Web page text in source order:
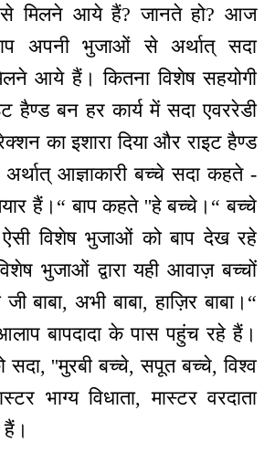
मिलने आये हैं? जानते हो? आज
अपनी भुजाओं से अर्थात् सदा
आये हैं। कितना विशेष सहयोगी
हैण्ड बन हर कार्य में सदा एवररेडी
का इशारा दिया और राइट हैण्ड
आज्ञाकारी बच्चे सदा कहते -
हैं।“ बाप कहते ''हे बच्चे।“ बच्चे
ऐसी विशेष भुजाओं को बाप देख रहे
भुजाओं द्वारा यही आवाज़ बच्चों
बाबा, अभी बाबा, हाज़िर बाबा।“
बापदादा के पास पहुंच रहे हैं।
सदा, ''मुरबी बच्चे, सपूत बच्चे, विश्व
भाग्य विधाता, मास्टर वरदाता